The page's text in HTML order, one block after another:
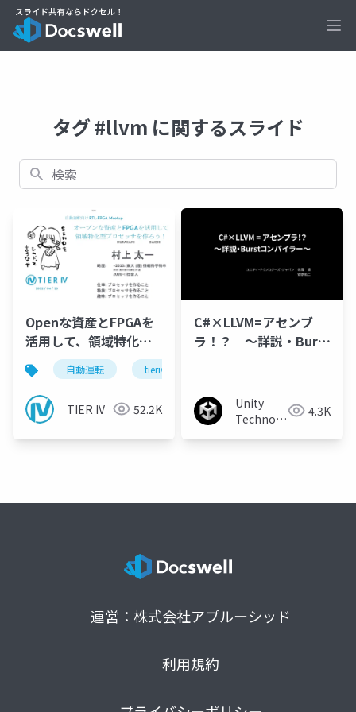
タグ #llvm に関するスライド
検索
Openな資産とFPGAを
活用して、領域特化型
のProcessorを作ろ
う！
自動運転 tieriv
TIER IV 52.2K
C#×LLVM=アセンブ
ラ！？ 〜詳説・Burst
Unity
Technologies 4.3K
運営：株式会社アプルーシッド
利用規約